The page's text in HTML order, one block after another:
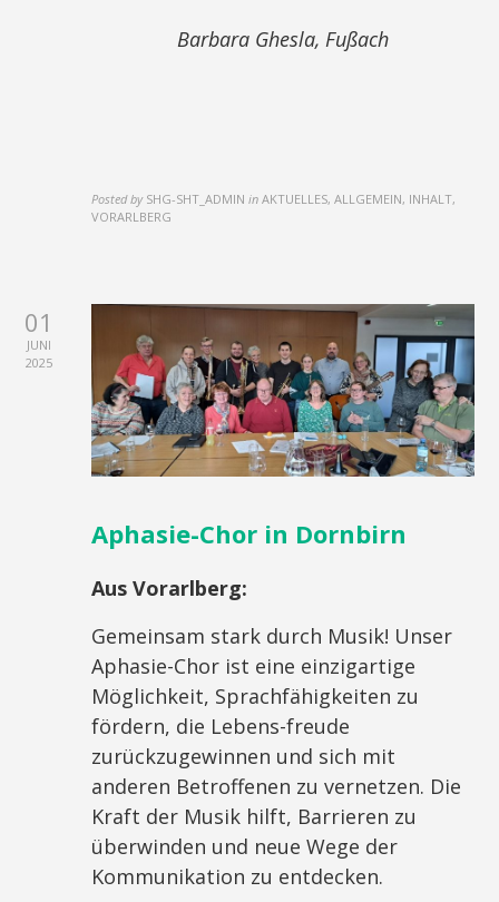
Barbara Ghesla, Fußach
Posted by SHG-SHT_ADMIN in AKTUELLES, ALLGEMEIN, INHALT,
VORARLBERG
01
JUNI
2025
Aphasie-Chor in Dornbirn
Aus Vorarlberg:
Gemeinsam stark durch Musik! Unser
Aphasie-Chor ist eine einzigartige
Möglichkeit, Sprachfähigkeiten zu
fördern, die Lebens-freude
zurückzugewinnen und sich mit
anderen Betroffenen zu vernetzen. Die
Kraft der Musik hilft, Barrieren zu
überwinden und neue Wege der
Kommunikation zu entdecken.